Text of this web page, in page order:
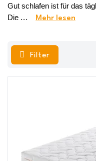
Gut schlafen ist für das
Die ... Mehr lesen
Filter